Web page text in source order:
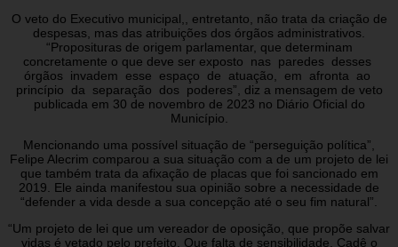
O veto do Executivo municipal,, entretanto, não trata da criação de
despesas, mas das atribuições dos órgãos administrativos.
“Proposituras de origem parlamentar, que determinam
concretamente o que deve ser exposto nas paredes desses
órgãos invadem esse espaço de atuação, em afronta ao
princípio da separação dos poderes”, diz a mensagem de veto
publicada em 30 de novembro de 2023 no Diário Oficial do
Município.
Mencionando uma possível situação de “perseguição política”,
Felipe Alecrim comparou a sua situação com a de um projeto de lei
que também trata da afixação de placas que foi sancionado em
2019. Ele ainda manifestou sua opinião sobre a necessidade de
“defender a vida desde a sua concepção até o seu fim natural”.
“Um projeto de lei que um vereador de oposição, que propõe salvar
vidas é vetado pelo prefeito. Que falta de sensibilidade. Cadê o